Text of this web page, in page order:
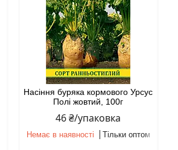
Насіння буряка кормового Урсус
Полі жовтий, 100г
46 ₴/упаковка
Немає в наявності Тільки оптом